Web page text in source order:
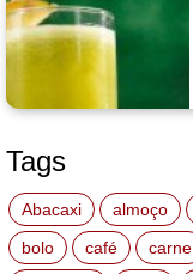
Tags
Abacaxi almoço
bolo
café carne